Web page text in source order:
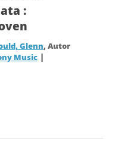
:
Glenn, Autor
Music|